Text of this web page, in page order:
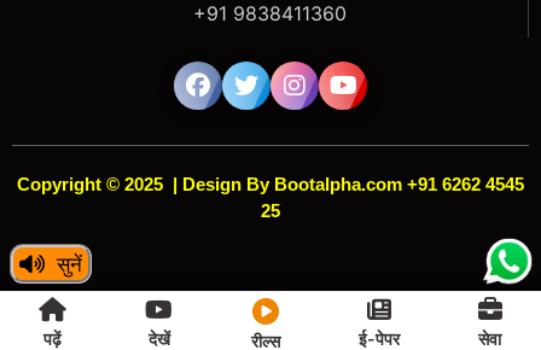
सुनें
+91 9838411360
Copyright © 2025 | Design By Bootalpha.com +91 6262 4545
25
पढ़ें देखें रील्स ई-पेपर सेवा
[news_reels]